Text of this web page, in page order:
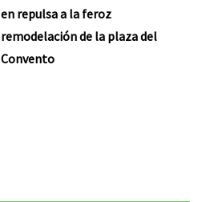
en repulsa a la feroz
remodelación de la plaza del
Convento